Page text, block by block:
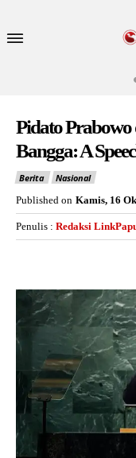
Pidato
Bangga: A
Berita
Nasional
Published on Kamis, 16
Penulis : Redaksi